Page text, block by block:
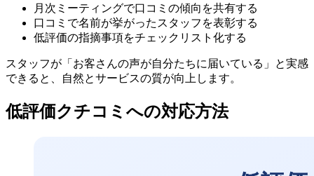
月次ミーティングで口コミの傾向を共有する
口コミで名前が挙がったスタッフを表彰する
低評価の指摘事項をチェックリスト化する
スタッフが「お客さんの声が自分たちに届いている」と実感
できると、自然とサービスの質が向上します。
低評価クチコミへの対応方法